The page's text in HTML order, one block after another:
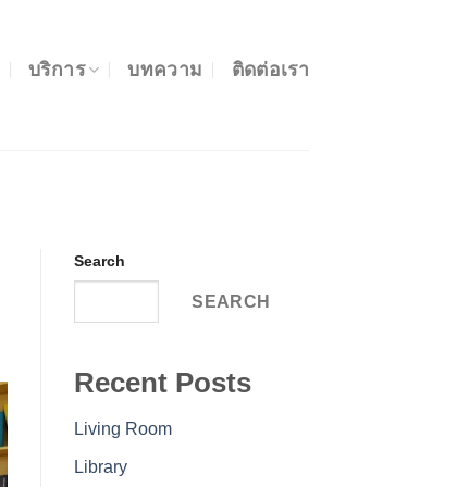
บริการ บทความ ติดต่อเรา
Search
SEARCH
Recent Posts
Living Room
Library